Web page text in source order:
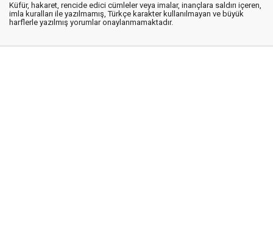
Küfür, hakaret, rencide edici cümleler veya imalar, inançlara saldırı içeren,
imla kuralları ile yazılmamış, Türkçe karakter kullanılmayan ve büyük
harflerle yazılmış yorumlar onaylanmamaktadır.